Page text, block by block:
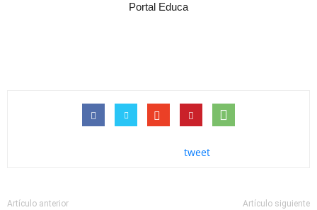
Portal Educa
tweet
Artículo anterior Artículo siguiente